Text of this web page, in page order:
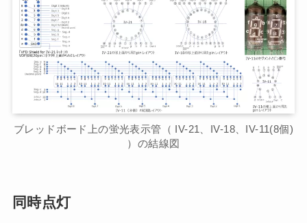
ブレッドボード上の蛍光表示管（ IV-21、IV-18、IV-11(8個)
）の結線図
同時点灯